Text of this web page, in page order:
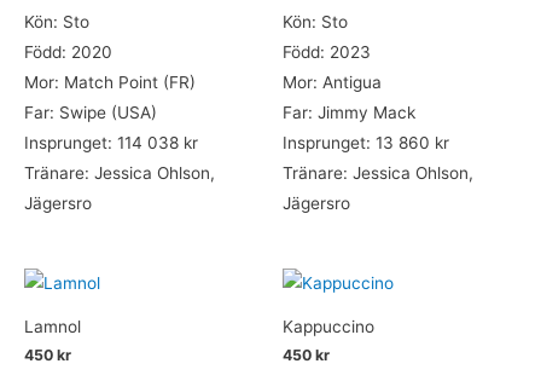
Kön: Sto
Född: 2020
Mor: Match Point (FR)
Far: Swipe (USA)
Insprunget: 114 038 kr
Tränare: Jessica Ohlson,
Jägersro
Kön: Sto
Född: 2023
Mor: Antigua
Far: Jimmy Mack
Insprunget: 13 860 kr
Tränare: Jessica Ohlson,
Jägersro
Lamnol
450 kr
Kappuccino
450 kr